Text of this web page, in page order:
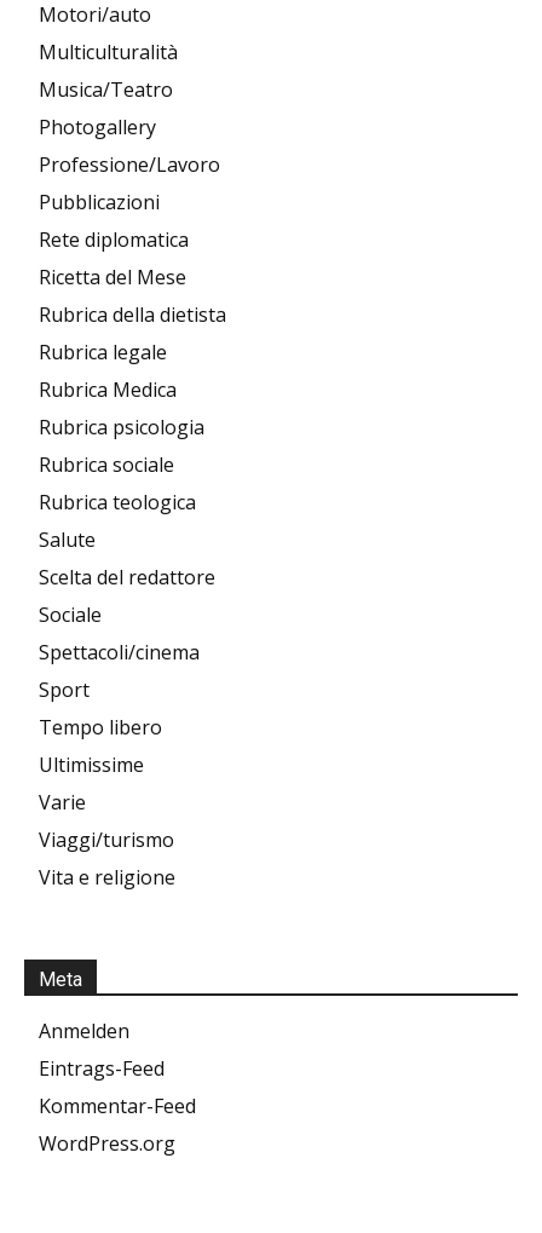
Motori/auto
Multiculturalità
Musica/Teatro
Photogallery
Professione/Lavoro
Pubblicazioni
Rete diplomatica
Ricetta del Mese
Rubrica della dietista
Rubrica legale
Rubrica Medica
Rubrica psicologia
Rubrica sociale
Rubrica teologica
Salute
Scelta del redattore
Sociale
Spettacoli/cinema
Sport
Tempo libero
Ultimissime
Varie
Viaggi/turismo
Vita e religione
Meta
Anmelden
Eintrags-Feed
Kommentar-Feed
WordPress.org